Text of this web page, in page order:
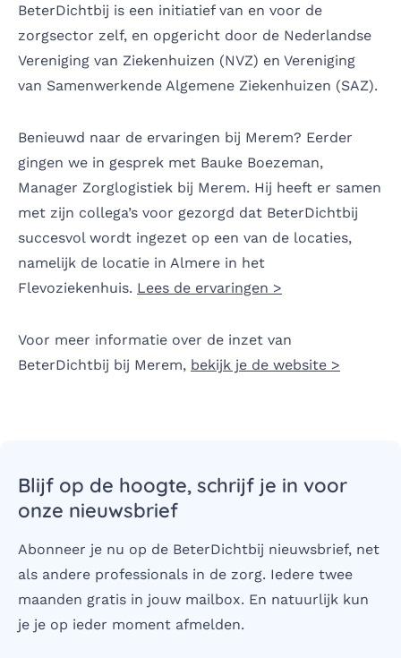
BeterDichtbij is een initiatief van en voor de
zorgsector zelf, en opgericht door de Nederlandse
Vereniging van Ziekenhuizen (NVZ) en Vereniging
van Samenwerkende Algemene Ziekenhuizen (SAZ).
Benieuwd naar de ervaringen bij Merem? Eerder
gingen we in gesprek met Bauke Boezeman,
Manager Zorglogistiek bij Merem. Hij heeft er samen
met zijn collega’s voor gezorgd dat BeterDichtbij
succesvol wordt ingezet op een van de locaties,
namelijk de locatie in Almere in het
Flevoziekenhuis. Lees de ervaringen >
Voor meer informatie over de inzet van
BeterDichtbij bij Merem, bekijk je de website >
Blijf op de hoogte, schrijf je in voor
onze nieuwsbrief
Abonneer je nu op de BeterDichtbij nieuwsbrief, net
als andere professionals in de zorg. Iedere twee
maanden gratis in jouw mailbox. En natuurlijk kun
je je op ieder moment afmelden.